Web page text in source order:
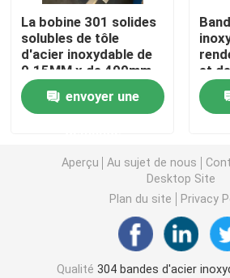
Bande de l'acier inoxydable 321
Bande d'acier inoxydable
Bobine de l'acier inoxydable 301
bobine de bande ss
Bande d'acier inoxydable de
Rouleau de bande en acier
La bobine 301 solides
solubles de tôle
d'acier inoxydable de
0.15MM x de 400mm
couvrent la finition du
potentiel d'oxydation-
réduction 2B
envoyer une
et
0,3
Aperçu Au sujet de nous
Desktop Site
Plan du site
Privacy
Qualité304 bandes d'acier